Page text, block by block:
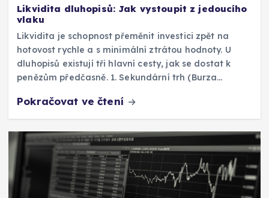
Likvidita dluhopisů: Jak vystoupit z jedoucího
vlaku
Likvidita je schopnost přeměnit investici zpět na
hotovost rychle a s minimální ztrátou hodnoty. U
dluhopisů existují tři hlavní cesty, jak se dostat k
penězům předčasně. 1. Sekundární trh (Burza…
Pokračovat ve čtení